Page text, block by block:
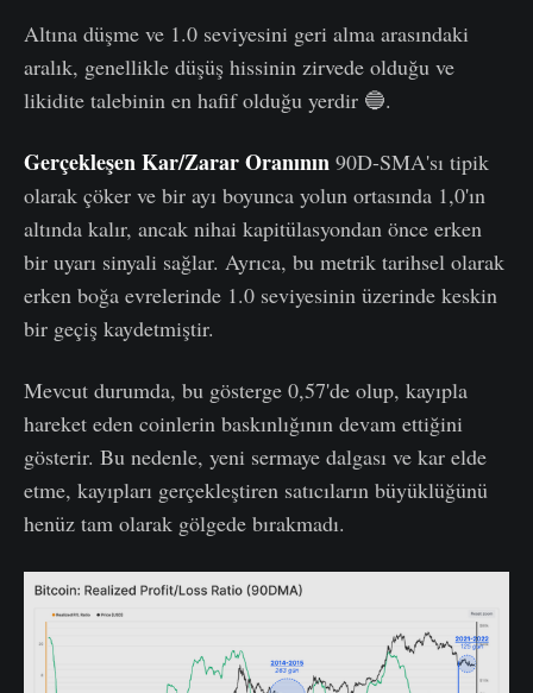
Altına düşme ve 1.0 seviyesini geri alma arasındaki
aralık, genellikle düşüş hissinin zirvede olduğu ve
likidite talebinin en hafif olduğu yerdir 🔵.
Gerçekleşen Kar/Zarar Oranının 90D-SMA'sı tipik
olarak çöker ve bir ayı boyunca yolun ortasında 1,0'ın
altında kalır, ancak nihai kapitülasyondan önce erken
bir uyarı sinyali sağlar. Ayrıca, bu metrik tarihsel olarak
erken boğa evrelerinde 1.0 seviyesinin üzerinde keskin
bir geçiş kaydetmiştir.
Mevcut durumda, bu gösterge 0,57'de olup, kayıpla
hareket eden coinlerin baskınlığının devam ettiğini
gösterir. Bu nedenle, yeni sermaye dalgası ve kar elde
etme, kayıpları gerçekleştiren satıcıların büyüklüğünü
henüz tam olarak gölgede bırakmadı.